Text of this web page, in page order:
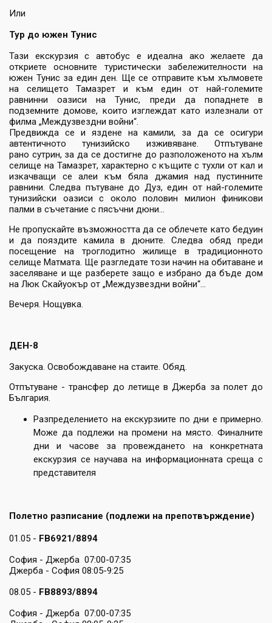
Или
Тур до южен Тунис
Тази екскурзия с автобус е идеална ако желаете да
откриете основните туристически забележителности на
южен Тунис за един ден. Ще се отправите към хълмовете
на селището Тамазрет и към един от най-големите
равнинни оазиси на Тунис, преди да попаднете в
подземните домове, които изглеждат като излезнали от
филма „Междузвездни войни“.
Предвижда се и яздене на камили, за да се осигури
автентичното тунизийско изживяване. Отпътуване
рано сутрин, за да се достигне до разположеното на хълм
селище на Тамазрет, характерно с къщите с тухли от кал и
изкачващи се алеи към бяла джамия над пустинните
равнини. Следва пътуване до Дуз, един от най-големите
тунизийски оазиси с около половин милион финикови
палми в съчетание с пясъчни дюни...
Не пропускайте възможността да се облечете като бедуин
и да пояздите камила в дюните. Следва обяд преди
посещение на троглодитно жилище в традиционното
селище Матмата. Ще разгледате този начин на обитаване и
заселяване и ще разберете защо е избрано да бъде дом
на Люк Скайуокър от „Междузвездни войни“...
Вечеря. Нощувка.
ДЕН-8
Закуска. Освобождаване на стаите. Обяд.
Отпътуване - трансфер до летище в Джерба за полет до
България.
Разпределението на екскурзиите по дни е примерно.
Може да подлежи на промени на място. Финалните
дни и часове за провеждането на конкретната
екскурзия се научава на информационната среща с
представителя
Полетно разписание (подлежи на препотвърждение)
01.05 - FB6921/8894
София - Джерба 07:00-07:35
Джерба - София 08:05-9:25
08.05 - FB8893/8894
София - Джерба 07:00-07:35